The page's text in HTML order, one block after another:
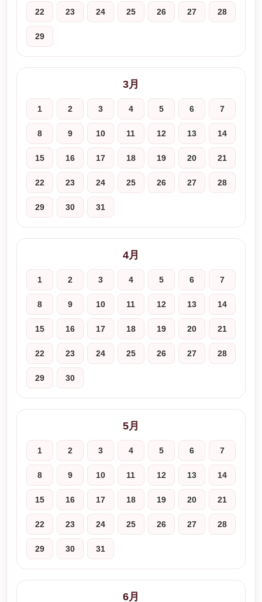
22 23 24 25 26 27 28
29
3月
1 2 3 4 5 6 7
8 9 10 11 12 13 14
15 16 17 18 19 20 21
22 23 24 25 26 27 28
29 30 31
4月
1 2 3 4 5 6 7
8 9 10 11 12 13 14
15 16 17 18 19 20 21
22 23 24 25 26 27 28
29 30
5月
1 2 3 4 5 6 7
8 9 10 11 12 13 14
15 16 17 18 19 20 21
22 23 24 25 26 27 28
29 30 31
6月